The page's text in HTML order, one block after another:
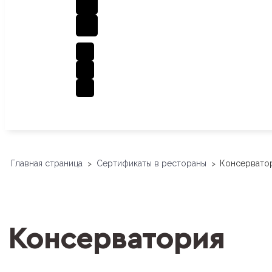
Главная страница > Сертификаты в рестораны >
Консерватория